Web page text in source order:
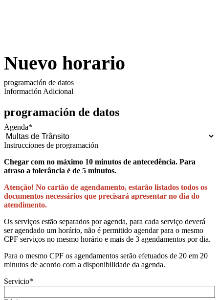
Nuevo horario
programación de datos
Información Adicional
programación de datos
Agenda*
Instrucciones de programación
Chegar com no máximo 10 minutos de antecedência. Para
atraso a tolerância é de 5 minutos.
Atenção! No cartão de agendamento, estarão listados todos os
documentos necessários que precisará apresentar no dia do
atendimento.
Os serviços estão separados por agenda, para cada serviço deverá
ser agendado um horário, não é permitido agendar para o mesmo
CPF serviços no mesmo horário e mais de 3 agendamentos por dia.
Para o mesmo CPF os agendamentos serão efetuados de 20 em 20
minutos de acordo com a disponibilidade da agenda.
Servicio*